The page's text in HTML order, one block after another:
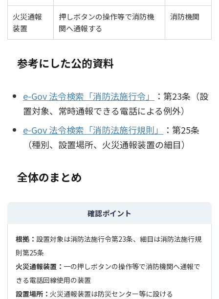
火災通報
装置
押しボタンの操作等で消防機
関へ通報する
消防機関
参考にした公的資料
e-Gov 法令検索「消防法施行令」
：第23条（設
置対象、常時通報できる電話による例外）
e-Gov 法令検索「消防法施行規則」
：第25条
（種別、設置場所、火災通報装置の細目）
全体のまとめ
確認ポイント
根拠： 設置対象は消防法施行令第23条、細目は消防法施行規
則第25条
火災通報装置： 一の押しボタンの操作等で消防機関へ通報で
きる電話回線使用の装置
設置場所： 火災通報装置は防災センター等に設ける